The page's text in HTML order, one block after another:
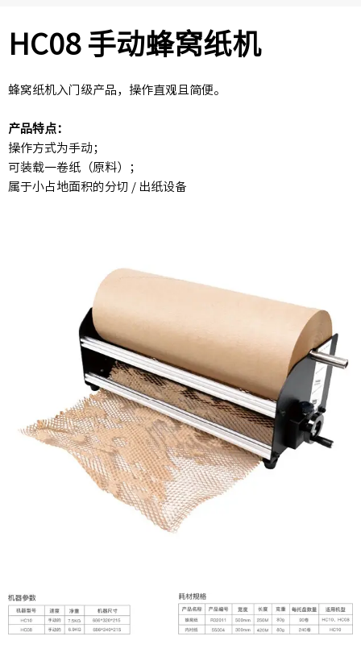
HC08 手动蜂窝纸机
蜂窝纸机入门级产品，操作直观且简便。
产品特点：
操作方式为手动；
可装载一卷纸（原料）；
属于小占地面积的分切 / 出纸设备